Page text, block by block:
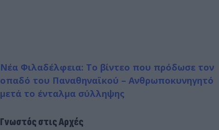
Νέα Φιλαδέλφεια: Το βίντεο που πρόδωσε τον
οπαδό του Παναθηναϊκού – Ανθρωποκυνηγητό
μετά το ένταλμα σύλληψης
Γνωστός στις Αρχές